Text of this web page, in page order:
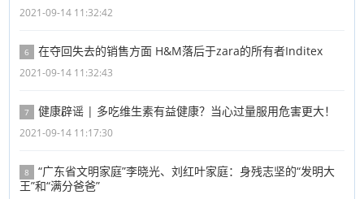
2021-09-14 11:32:42
6 在夺回失去的销售方面 H&M落后于zara的所有者Inditex
2021-09-14 11:32:43
7 健康辟谣 | 多吃维生素有益健康？当心过量服用危害更大！
2021-09-14 11:17:30
8
“广东省文明家庭”李晓光、刘红叶家庭：身残志坚的“发明大
王”和“满分爸爸”